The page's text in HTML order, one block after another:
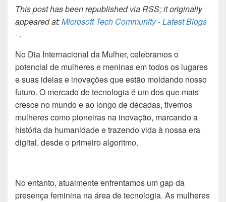
This post has been republished via RSS; it originally
appeared at:Microsoft Tech Community - Latest Blogs
-.
No Dia Internacional da Mulher, celebramos o
potencial de mulheres e meninas em todos os lugares
e suas ideias e inovações que estão moldando nosso
futuro. O mercado de tecnologia é um dos que mais
cresce no mundo e ao longo de décadas, tivemos
mulheres como pioneiras na inovação, marcando a
história da humanidade e trazendo vida à nossa era
digital, desde o primeiro algoritmo.
No entanto, atualmente enfrentamos um gap da
presença feminina na área de tecnologia. As mulheres